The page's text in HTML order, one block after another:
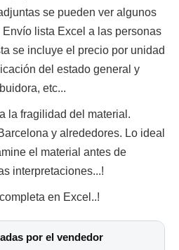
se pueden ver algunos
lista Excel a las personas
se incluye el precio por unidad
del estado general y
etc...
la fragilidad del material.
y alrededores. Lo ideal
el material antes de
interpretaciones...!
en Excel..!
por el vendedor